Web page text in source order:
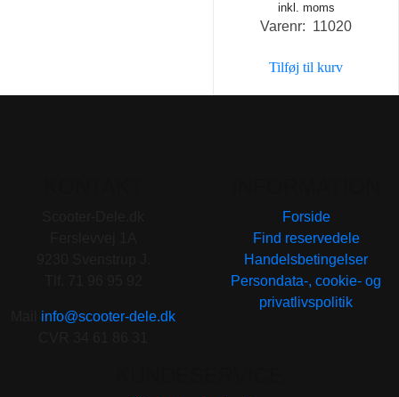
inkl. moms
Varenr: 11020
Tilføj til kurv
info@scooter-dele.dk
Forside
Find reservedele
Handelsbetingelser
Persondata-, cookie- og
privatlivspolitik